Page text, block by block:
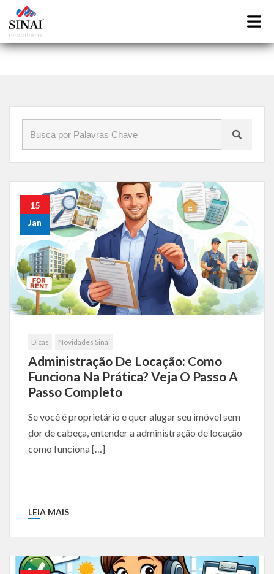
Início» Blog
15
Jan
Dicas Novidades Sinai
Administração De Locação: Como
Funciona Na Prática? Veja O Passo A
Passo Completo
Se você é proprietário e quer alugar seu imóvel sem
dor de cabeça, entender a administração de locação
como funciona […]
LEIA MAIS